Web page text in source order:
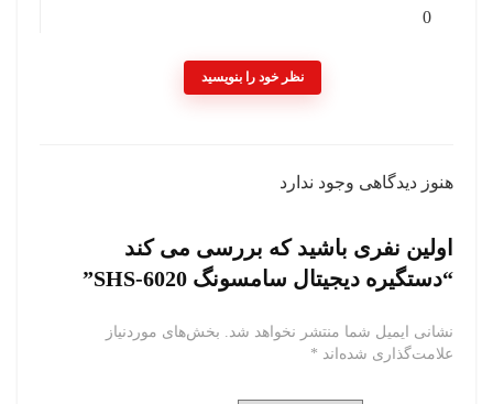
0
نظر خود را بنویسید
هنوز دیدگاهی وجود ندارد
اولین نفری باشید که بررسی می کند
“دستگیره دیجیتال سامسونگ SHS-6020”
نشانی ایمیل شما منتشر نخواهد شد. بخش‌های موردنیاز
علامت‌گذاری شده‌اند *